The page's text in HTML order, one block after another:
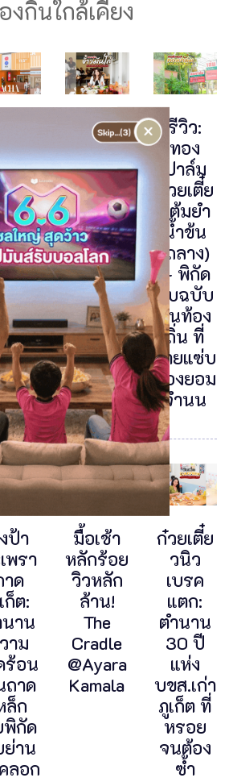
งกินใกล้เคียง
ก็ต
ชา
น
น์เก๋
ลาง
อง
เขา
รัง
ข้าวมัน
ไก่
สิงคโปร์
ภูเก็ต
เนื้อนุ่ม
ฉ่ำ ย่าน
นาคา
กินแล้ว
อยากตบ
โต๊ะ
รีวิว:
ทอง
ปาล์ม
ก๋วยเตี๋ย
วต้มยำ
น้ำข้น
(ถลาง)
— พิกัด
ลับฉบับ
คนท้อง
ถิ่น ที่
สายแซ่บ
ต้องยอม
จำนน
ป้า
พรา
าด
ก็ต:
าน
าม
ร้อน
าด
ล็ก
กัด
าน
ลอก
มื้อเช้า
หลักร้อย
วิวหลัก
ล้าน!
The
Cradle
@Ayara
Kamala
ก๋วยเตี๋ย
วนิว
เบรค
แตก:
ตำนาน
30 ปี
แห่ง
บขส.เก่า
ภูเก็ต ที่
หรอย
จนต้อง
ซ้ำ
×